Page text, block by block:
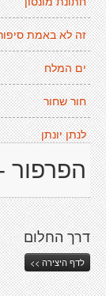
זה לא באמת
ים המלח
חור שחור
לנתן יונתן
הפרפור
דרך החלום
לדף היצירה >>